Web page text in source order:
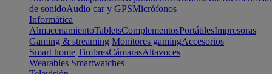
de sonidoAudio car y GPSMicrófonos
Informática
AlmacenamientoTabletsComplementosPortátilesImpresoras
Gaming & streaming Monitores gamingAccesorios
Smart home TimbresCámarasAltavoces
Wearables Smartwatches